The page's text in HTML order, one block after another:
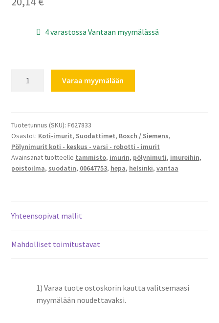
4 varastossa Vantaan myymälässä
määrä
Varaa myymälään
Tuotetunnus (SKU): F627833
Osastot: Koti-imurit, Suodattimet, Bosch / Siemens,
Pölynimurit koti - keskus - varsi - robotti - imurit
Avainsanat tuotteelle tammisto, imurin, pölynimuti, imureihin,
poistoilma, suodatin, 00647753, hepa, helsinki, vantaa
Yhteensopivat mallit
Mahdolliset toimitustavat
1) Varaa tuote ostoskorin kautta valitsemaasi
myymälään noudettavaksi.